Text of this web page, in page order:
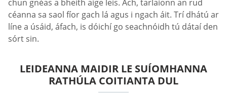
chun gnéas a bheith aige leis. Ach, tarlaíonn an rud
céanna sa saol fíor gach lá agus i ngach áit. Trí dhátú ar
líne a úsáid, áfach, is dóichí go seachnóidh tú dátaí den
sórt sin.
LEIDEANNA MAIDIR LE SUÍOMHANNA
RATHÚLA COITIANTA DUL